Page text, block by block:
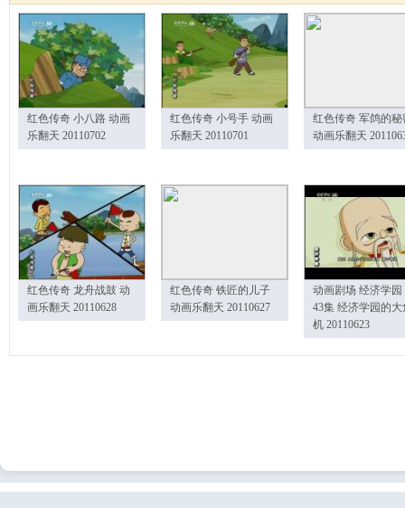
红色传奇 小八路 动画
乐翻天 20110702
红色传奇 小号手 动画
乐翻天 20110701
红色传奇 军鸽的秘
动画乐翻天
红色传奇 龙舟战鼓 动
画乐翻天 20110628
红色传奇 铁匠的儿子
动画乐翻天 20110627
动画剧场 经济学园
43集 经济学园的大
机 20110623